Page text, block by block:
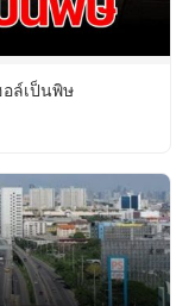
ล์เป็นพิษ